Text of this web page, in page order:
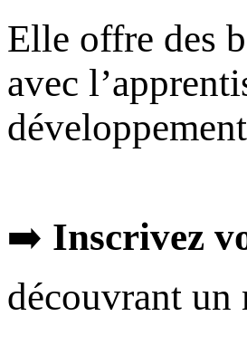
Elle offre des
avec
➡️ Inscrivez
découvrant un